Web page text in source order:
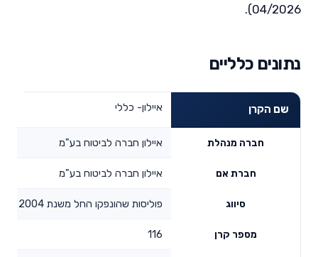
04/2026).
נתונים כלליים
שם הקרן איילון- כללי
חברה מנהלת איילון חברה לביטוח בע"מ
חברת אם איילון חברה לביטוח בע"מ
סיווג פוליסות שהונפקו החל משנת 2004
מספר קרן 116